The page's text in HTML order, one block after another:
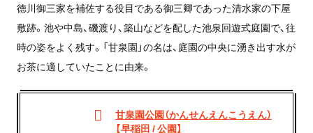
徳川御三家を補佐する役目である御三卿であった清水家の下屋
敷跡。池や中島、磯渡り、築山などを配した池泉回遊式庭園で、往
時の姿をよく残す。「甘泉園」の名は、庭園の中央に湧き出す水が
お茶に適していたことに由来。
甘泉園公園（かんせんえんこうえん）
【早稲田 / 公園】